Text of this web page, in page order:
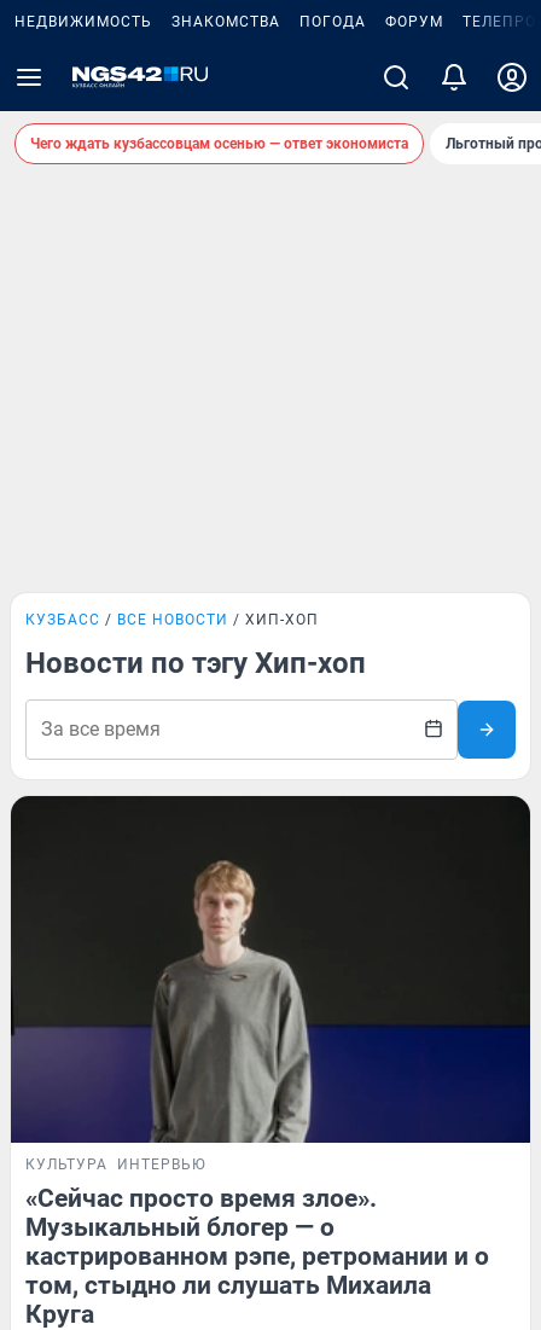
НЕДВИЖИМОСТЬ ЗНАКОМСТВА ПОГОДА ФОРУМ
Чего ждать кузбассовцам осенью — ответ экономиста Льготный
КУЗБАСС ВСЕ НОВОСТИ ХИП-ХОП
Новости по тэгу Хип-хоп
КУЛЬТУРА ИНТЕРВЬЮ
«Сейчас просто время злое».
Музыкальный блогер — о
кастрированном рэпе, ретромании и о
том, стыдно ли слушать Михаила
Круга